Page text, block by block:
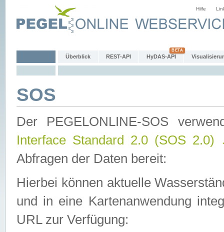
Hilfe
Überblick REST-API HyDAS-API
SOS
Der PEGELONLINE-SOS
Interface Standard 2.0 (SOS 2.0)
Abfragen der Daten bereit:
Hierbei können aktuelle
und in eine Kartenanwendung
URL zur Verfügung: